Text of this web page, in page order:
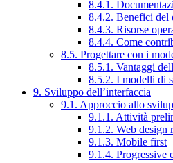
8.4.1.
8.4.2. Benefici del
8.4.3. Risorse
8.4.4. Come
8.5. Progettare con i
8.5.1. Vantaggi
8.5.2. I modelli di
9. Sviluppo dell’interfaccia
9.1. Approccio allo
9.1.1. Attività
9.1.2. Web design
9.1.3. Mobile first
9.1.4. Progressive